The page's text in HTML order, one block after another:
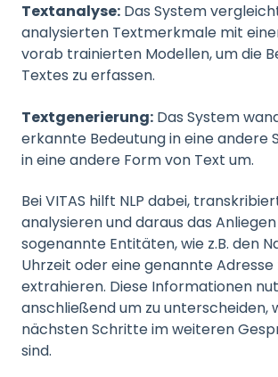
Textanalyse: Das System
analysierten Textmerkmale mit
vorab trainierten Modellen, um die
Textes zu erfassen.
Textgenerierung: Das System
erkannte Bedeutung in eine andere
in eine andere Form von Text um.
Bei VITAS hilft NLP dabei,
analysieren und daraus das
sogenannte Entitäten, wie z.B. den
Uhrzeit oder eine genannte Adresse
extrahieren. Diese Informationen
anschließend um zu unterscheiden,
nächsten Schritte im weiteren
sind.